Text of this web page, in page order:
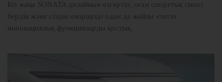
Біз жаңа SONATA дизайнын өзгертіп, оған спорттық сипат
бердік және сіздің өміріңізді одан да жайлы ететін
инновациялық функцияларды қостық.